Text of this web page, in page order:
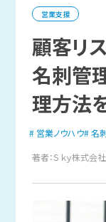
営業支援
顧客リ
名刺管
理方法
営業ノウハウ
名
著者：Ｓｋｙ株式会社